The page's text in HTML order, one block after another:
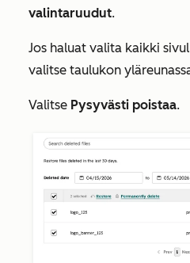
valintaruudut.
Jos haluat valita kaikki
valitse taulukon
Valitse Pysyvästi poistaa.